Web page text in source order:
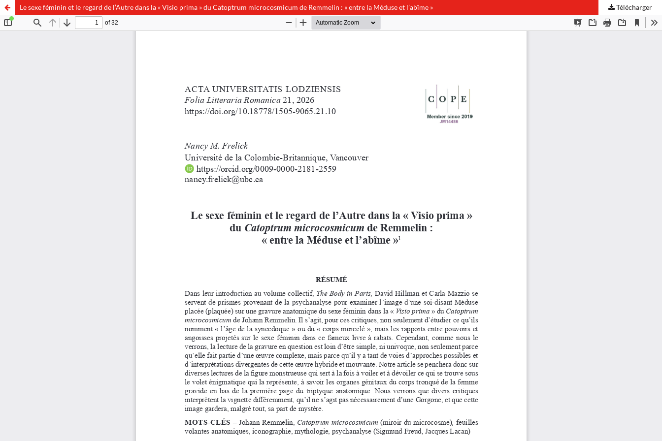
Le sexe féminin et le regard de l’Autre dans la « Visio prima » du Catoptrum microcosmicum de Remmelin : « entre la Méduse et l’abîme » Télécharger